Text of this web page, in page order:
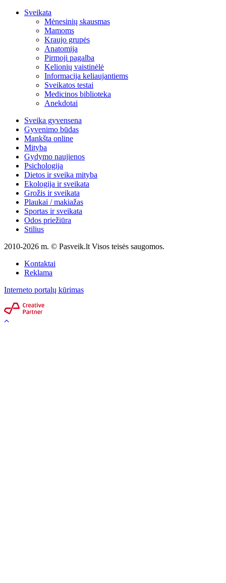
Sveikata
Mėnesinių skausmas
Mamoms
Kraujo grupės
Anatomija
Pirmoji pagalba
Kelionių vaistinėlė
Informacija keliaujantiems
Sveikatos testai
Medicinos biblioteka
Anekdotai
Sveika gyvensena
Gyvenimo būdas
Mankšta online
Mityba
Gydymo naujienos
Psichologija
Dietos ir sveika mityba
Ekologija ir sveikata
Grožis ir sveikata
Plaukai / makiažas
Sportas ir sveikata
Odos priežiūra
Stilius
2010-2026 m. © Pasveik.lt Visos teisės saugomos.
Kontaktai
Reklama
Interneto portalų kūrimas